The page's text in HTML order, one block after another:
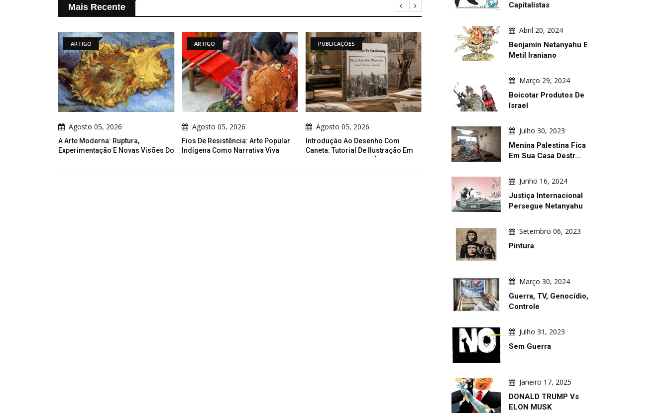
Mais Recente
ARTIGO
Agosto 05, 2026
A Arte Moderna: Ruptura,
Experimentação E Novas Visões Do
Mundo
ARTIGO
Agosto 05, 2026
Fios De Resistência: Arte Popular
Indígena Como Narrativa Viva
PUBLICAÇÕES
Agosto 05, 2026
Introdução Ao Desenho Com
Caneta: Tutorial De Ilustração Em
Preto E Branco Feita À Mão, Por
ARTE DIÁRIA
Agosto 05, 2026
A Fenda
ARTE DIÁRIA
Agosto 05, 2026
Trumpismo: Poluição Global
Capitalistas
Abril 20, 2024
Benjamin Netanyahu E
Metil Iraniano
Março 29, 2024
Boicotar Produtos De
Israel
Julho 30, 2023
Menina Palestina Fica
Em Sua Casa Destr…
Junho 16, 2024
Justiça Internacional
Persegue Netanyahu
Setembro 06, 2023
Pintura
Março 30, 2024
Guerra, TV, Genocídio,
Controle
Julho 31, 2023
Sem Guerra
Janeiro 17, 2025
DONALD TRUMP Vs
ELON MUSK